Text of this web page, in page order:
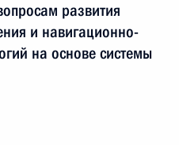
развития
и навигационно-
на основе системы